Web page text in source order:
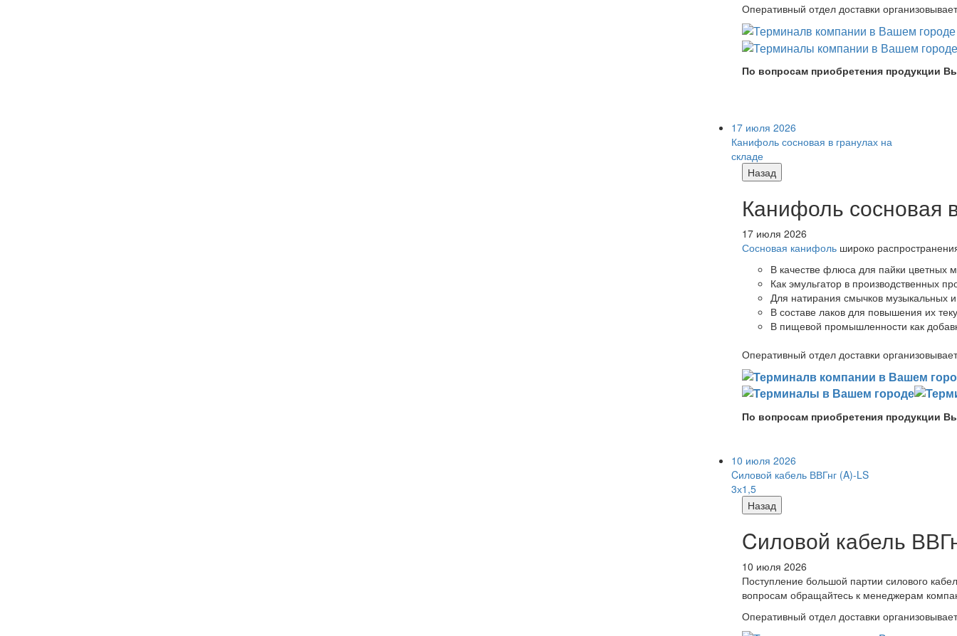
Оперативный отдел доставки
По вопросам приобретения продукции
17 июля 2026
Канифоль сосновая в гранулах на
складе
Назад
Канифоль сосновая
17 июля 2026
Сосновая канифоль широко
В качестве флюса для пайки цветных
Как эмульгатор в производственных
Для натирания смычков музыкальных
В составе лаков для повышения их
В пищевой промышленности как
Оперативный отдел доставки
По вопросам приобретения продукции
10 июля 2026
Cиловой кабель ВВГнг (A)-LS
3х1,5
Назад
Cиловой кабель
10 июля 2026
Поступление большой партии силового
вопросам обращайтесь к менеджерам
Оперативный отдел доставки